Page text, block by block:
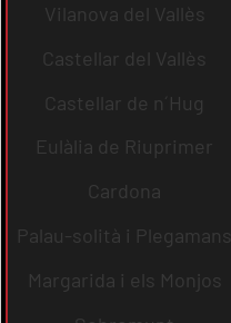
Vilanova del Vallès
Castellar del Vallès
Castellar de n´Hug
Eulàlia de Riuprimer
Cardona
Palau-solità i Plegamans
Margarida i els Monjos